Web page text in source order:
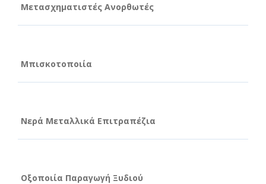
Μετασχηματιστές Ανορθωτές
Μπισκοτοποιία
Νερά Μεταλλικά Επιτραπέζια
Οξοποιία Παραγωγή Ξυδιού